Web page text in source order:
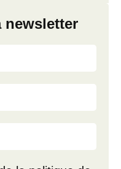
newsletter